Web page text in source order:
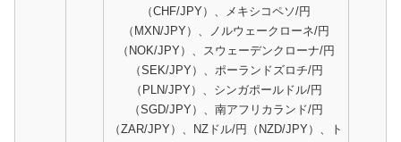
（CHF/JPY）、メキシコペソ/円
（MXN/JPY）、ノルウェークローネ/円
（NOK/JPY）、スウェーデンクローナ/円
（SEK/JPY）、ポーランドズロチ/円
（PLN/JPY）、シンガポールドル/円
（SGD/JPY）、南アフリカランド/円
（ZAR/JPY）、NZドル/円（NZD/JPY）、ト